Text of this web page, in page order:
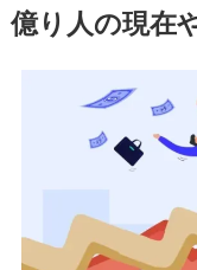
億り人の現在